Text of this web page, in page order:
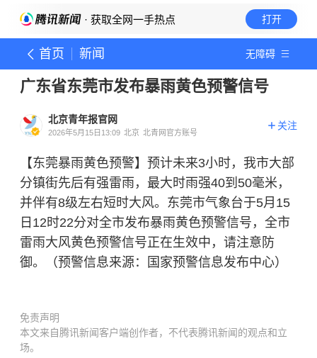
· 获取全网一手热点 打开
首页 新闻 无障碍
广东省东莞市发布暴雨黄色预警信号
北京青年报官网
2026年5月15日13:09 北京 北青网官方账号
关注
【东莞暴雨黄色预警】预计未来3小时，我市大部
分镇街先后有强雷雨，最大时雨强40到50毫米，
并伴有8级左右短时大风。东莞市气象台于5月15
日12时22分对全市发布暴雨黄色预警信号，全市
雷雨大风黄色预警信号正在生效中，请注意防
御。（预警信息来源：国家预警信息发布中心）
免责声明
本文来自腾讯新闻客户端创作者，不代表腾讯新闻的观点和立
场。